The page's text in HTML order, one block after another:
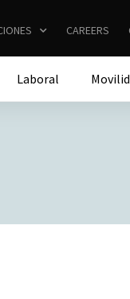
CAREERS
Laboral